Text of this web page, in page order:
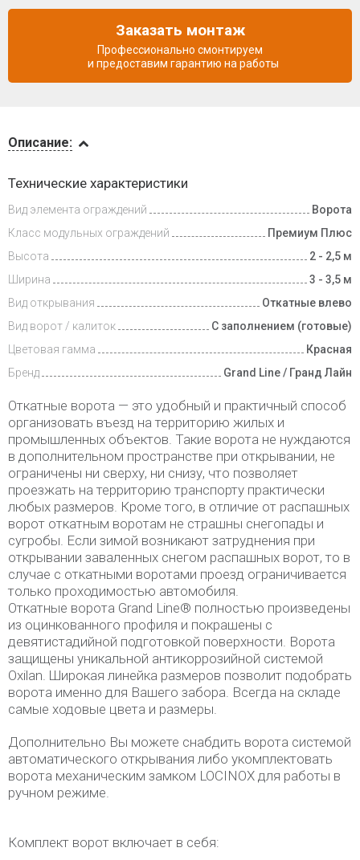
и оплата
Описание:
Технические характеристики
Вид элемента ограждений
Ворота
Класс модульных ограждений
Премиум Плюс
Высота
2 - 2,5 м
Ширина
3 - 3,5 м
Вид открывания
Откатные влево
Вид ворот / калиток
С заполнением (готовые)
Цветовая гамма
Красная
Бренд
Grand Line / Гранд Лайн
Откатные ворота — это удобный и практичный способ
организовать въезд на территорию жилых и
промышленных объектов. Такие ворота не нуждаются
в дополнительном пространстве при открывании, не
ограничены ни сверху, ни снизу, что позволяет
проезжать на территорию транспорту практически
любых размеров. Кроме того, в отличие от распашных
ворот откатным воротам не страшны снегопады и
сугробы. Если зимой возникают затруднения при
открывании заваленных снегом распашных ворот, то в
случае с откатными воротами проезд ограничивается
только проходимостью автомобиля.
Откатные ворота Grand Line® полностью произведены
из оцинкованного профиля и покрашены с
девятистадийной подготовкой поверхности. Ворота
защищены уникальной антикоррозийной системой
Oxilan. Широкая линейка размеров позволит подобрать
ворота именно для Вашего забора. Всегда на складе
самые ходовые цвета и размеры.
Дополнительно Вы можете снабдить ворота системой
автоматического открывания либо укомплектовать
ворота механическим замком LOCINOX для работы в
ручном режиме.
Комплект ворот включает в себя:
Заказать монтаж
Профессионально смонтируем
и предоставим гарантию на работы